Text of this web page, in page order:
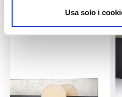
Usa solo i